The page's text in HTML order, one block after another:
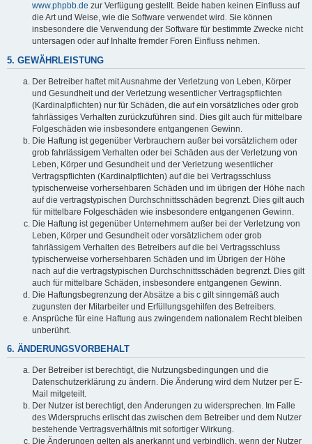
www.phpbb.de zur Verfügung gestellt. Beide haben keinen Einfluss auf
die Art und Weise, wie die Software verwendet wird. Sie können
insbesondere die Verwendung der Software für bestimmte Zwecke nicht
untersagen oder auf Inhalte fremder Foren Einfluss nehmen.
5. GEWÄHRLEISTUNG
Der Betreiber haftet mit Ausnahme der Verletzung von Leben, Körper
und Gesundheit und der Verletzung wesentlicher Vertragspflichten
(Kardinalpflichten) nur für Schäden, die auf ein vorsätzliches oder grob
fahrlässiges Verhalten zurückzuführen sind. Dies gilt auch für mittelbare
Folgeschäden wie insbesondere entgangenen Gewinn.
Die Haftung ist gegenüber Verbrauchern außer bei vorsätzlichem oder
grob fahrlässigem Verhalten oder bei Schäden aus der Verletzung von
Leben, Körper und Gesundheit und der Verletzung wesentlicher
Vertragspflichten (Kardinalpflichten) auf die bei Vertragsschluss
typischerweise vorhersehbaren Schäden und im übrigen der Höhe nach
auf die vertragstypischen Durchschnittsschäden begrenzt. Dies gilt auch
für mittelbare Folgeschäden wie insbesondere entgangenen Gewinn.
Die Haftung ist gegenüber Unternehmern außer bei der Verletzung von
Leben, Körper und Gesundheit oder vorsätzlichem oder grob
fahrlässigem Verhalten des Betreibers auf die bei Vertragsschluss
typischerweise vorhersehbaren Schäden und im Übrigen der Höhe
nach auf die vertragstypischen Durchschnittsschäden begrenzt. Dies gilt
auch für mittelbare Schäden, insbesondere entgangenen Gewinn.
Die Haftungsbegrenzung der Absätze a bis c gilt sinngemäß auch
zugunsten der Mitarbeiter und Erfüllungsgehilfen des Betreibers.
Ansprüche für eine Haftung aus zwingendem nationalem Recht bleiben
unberührt.
6. ÄNDERUNGSVORBEHALT
Der Betreiber ist berechtigt, die Nutzungsbedingungen und die
Datenschutzerklärung zu ändern. Die Änderung wird dem Nutzer per E-
Mail mitgeteilt.
Der Nutzer ist berechtigt, den Änderungen zu widersprechen. Im Falle
des Widerspruchs erlischt das zwischen dem Betreiber und dem Nutzer
bestehende Vertragsverhältnis mit sofortiger Wirkung.
Die Änderungen gelten als anerkannt und verbindlich, wenn der Nutzer